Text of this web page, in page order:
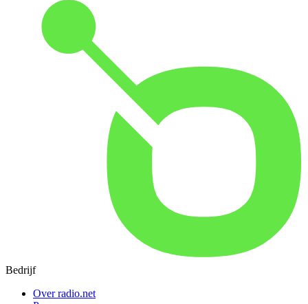
Bedrijf
Over radio.net